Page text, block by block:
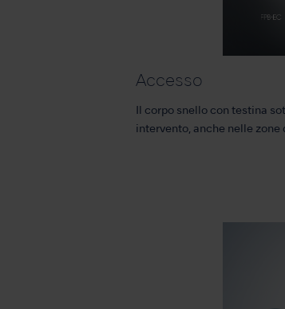
Accesso
Il corpo snello con testina
intervento, anche nelle